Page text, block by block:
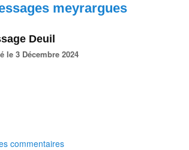
meyrargues
Deuil
le 3 Décembre 2024
commentaires